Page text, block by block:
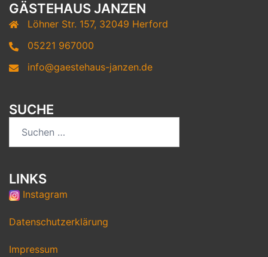
GÄSTEHAUS JANZEN
Löhner Str. 157, 32049 Herford
05221 967000
info@gaestehaus-janzen.de
SUCHE
LINKS
Instagram
Datenschutzerklärung
Impressum